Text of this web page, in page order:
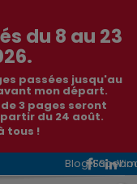
du 8 au 23
passées jusqu'au
mon départ.
3 pages seront
du 24 août.
tous !
RSS